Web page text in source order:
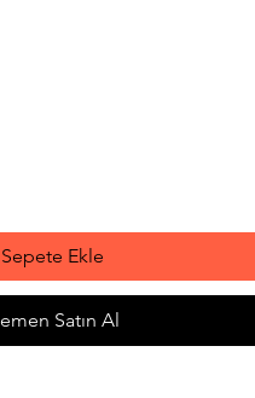
Sepete Ekle
Satın Al